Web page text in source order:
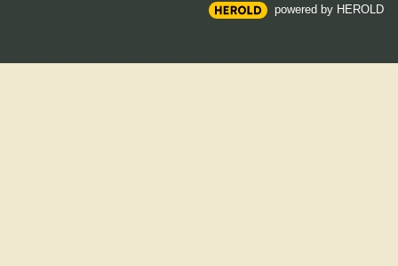
powered by HEROLD